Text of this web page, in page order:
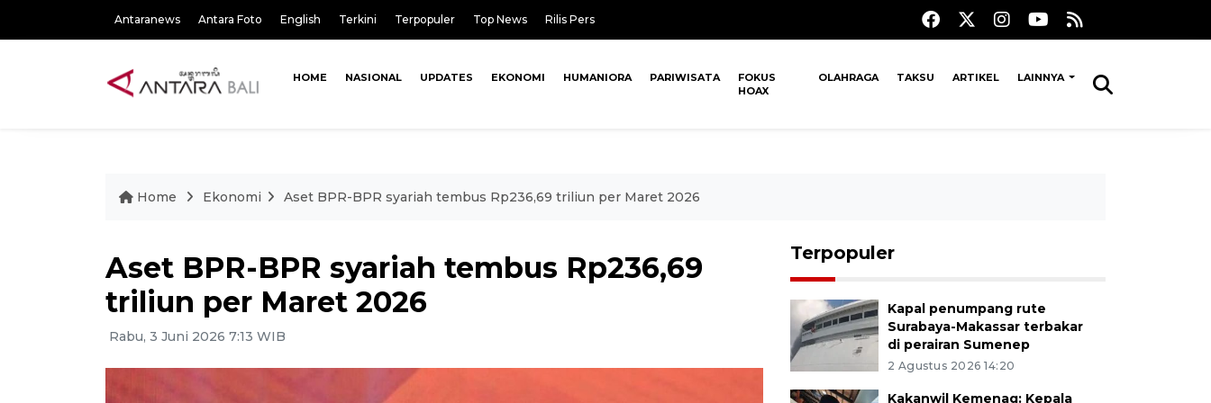
Antaranews Antara Foto English Terkini Terpopuler Top News Rilis Pers
HOME NASIONAL UPDATES EKONOMI HUMANIORA PARIWISATA
FOKUS
HOAX
OLAHRAGA TAKSU ARTIKEL LAINNYA
Home Ekonomi Aset BPR-BPR syariah tembus Rp236,69 triliun per Maret 2026
Aset BPR-BPR syariah tembus Rp236,69
triliun per Maret 2026
Rabu, 3 Juni 2026 7:13 WIB
Terpopuler
Kapal penumpang rute
Surabaya-Makassar terbakar
di perairan Sumenep
2 Agustus 2026 14:20
Kakanwil Kemenag: Kepala